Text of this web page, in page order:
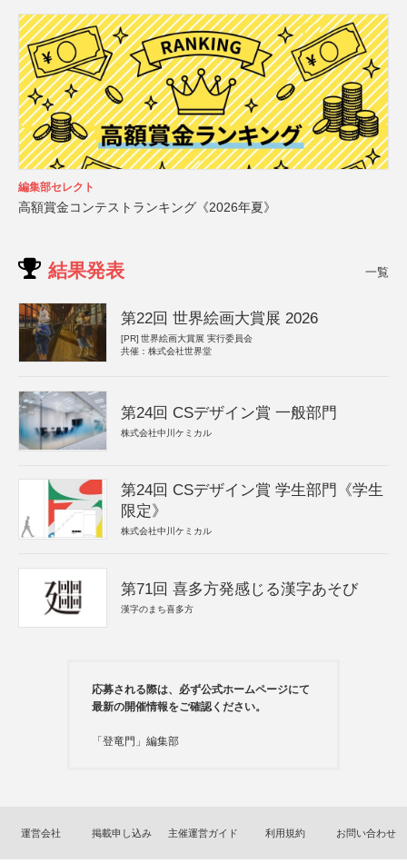
編集部セレクト
高額賞金コンテストランキング《2026年夏》
結果発表 一覧
第22回 世界絵画大賞展 2026
[PR] 世界絵画大賞展 実行委員会
共催：株式会社世界堂
第24回 CSデザイン賞 一般部門
株式会社中川ケミカル
第24回 CSデザイン賞 学生部門《学生
限定》
株式会社中川ケミカル
第71回 喜多方発感じる漢字あそび
漢字のまち喜多方
応募される際は、必ず公式ホームページにて
最新の開催情報をご確認ください。
「登竜門」編集部
運営会社 掲載申し込み 主催運営ガイド 利用規約 お問い合わせ